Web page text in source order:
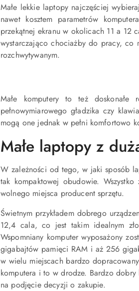
Małe lekkie laptopy najczęściej
nawet kosztem parametrów
przekątnej ekranu w okolicach 11 a 12
wystarczająco chociażby do pracy, co
rozchwytywanym.
Małe komputery to też
pełnowymiarowego gładzika czy
mogą one jednak w pełni komfortowo
Małe laptopy z
W zależności od tego, w jaki sposób
tak kompaktowej obudowie.
wolnego miejsca producent sprzętu.
Świetnym przykładem dobrego
12,4 cala, co jest takim idealnym
Wspomniany komputer wyposażony
gigabajtów pamięci RAM i aż 256
w wielu miejscach bardzo
komputera i to w drodze. Bardzo
na podjęcie decyzji o zakupie.